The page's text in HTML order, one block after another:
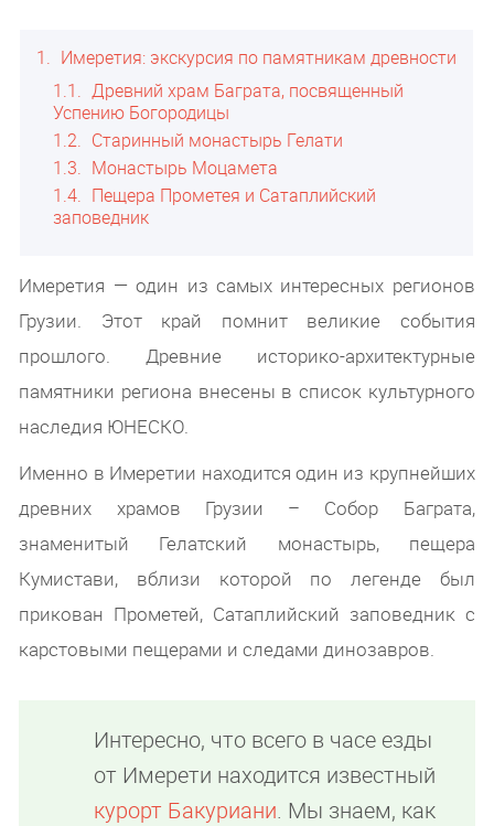
1
Имеретия: экскурсия по памятникам древности
1.1
Древний храм Баграта, посвященный
Успению Богородицы
1.2
Старинный монастырь Гелати
1.3
Монастырь Моцамета
1.4
Пещера Прометея и Сатаплийский
заповедник
Имеретия — один из самых интересных регионов
Грузии. Этот край помнит великие события
прошлого. Древние историко-архитектурные
памятники региона внесены в список культурного
наследия ЮНЕСКО.
Именно в Имеретии находится один из крупнейших
древних храмов Грузии – Собор Баграта,
знаменитый Гелатский монастырь, пещера
Кумистави, вблизи которой по легенде был
прикован Прометей, Сатаплийский заповедник с
карстовыми пещерами и следами динозавров.
Интересно, что всего в часе езды
от Имерети находится известный
курорт Бакуриани. Мы знаем, как